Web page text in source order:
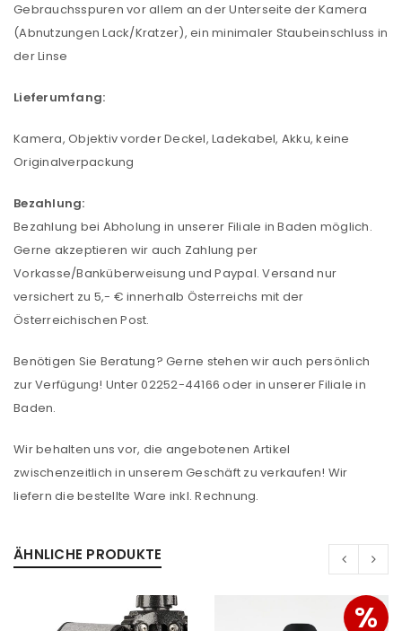
Gebrauchsspuren vor allem an der Unterseite der Kamera
(Abnutzungen Lack/Kratzer), ein minimaler Staubeinschluss in
der Linse
Lieferumfang:
Kamera, Objektiv vorder Deckel, Ladekabel, Akku, keine
Originalverpackung
Bezahlung:
Bezahlung bei Abholung in unserer Filiale in Baden möglich.
Gerne akzeptieren wir auch Zahlung per
Vorkasse/Banküberweisung und Paypal. Versand nur
versichert zu 5,- € innerhalb Österreichs mit der
Österreichischen Post.
Benötigen Sie Beratung? Gerne stehen wir auch persönlich
zur Verfügung! Unter 02252-44166 oder in unserer Filiale in
Baden.
Wir behalten uns vor, die angebotenen Artikel
zwischenzeitlich in unserem Geschäft zu verkaufen! Wir
liefern die bestellte Ware inkl. Rechnung.
ÄHNLICHE PRODUKTE
%